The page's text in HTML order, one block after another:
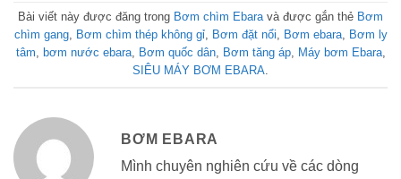
Bài viết này được đăng trong Bơm chìm Ebaravà được gắn thẻ Bơm
chìm gang, Bơm chìm thép không gỉ, Bơm đặt nổi, Bơm ebara, Bơm ly
tâm, bơm nước ebara, Bơm quốc dân, Bơm tăng áp, Máy bơm Ebara,
SIÊU MÁY BƠM EBARA.
BƠM EBARA
Mình chuyên nghiên cứu về các dòng